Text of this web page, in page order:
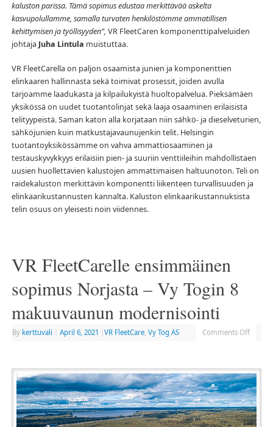
kaluston parissa. Tämä sopimus edustaa merkittävää askelta
kasvupolullamme, samalla turvaten henkilöstömme ammatillisen
kehittymisen ja työllisyyden”, VR FleetCaren komponenttipalveluiden
johtaja Juha Lintula muistuttaa.
VR FleetCarella on paljon osaamista junien ja komponenttien
elinkaaren hallinnasta sekä toimivat prosessit, joiden avulla
tarjoamme laadukasta ja kilpailukyistä huoltopalvelua. Pieksämäen
yksikössä on uudet tuotantolinjat sekä laaja osaaminen erilaisista
telityypeistä. Saman katon alla korjataan niin sähkö- ja dieselveturien,
sähköjunien kuin matkustajavaunujenkin telit. Helsingin
tuotantoyksikössämme on vahva ammattiosaaminen ja
testauskyvykkyys erilaisiin pien- ja suuriin venttiileihin mahdollistaen
uusien huollettavien kalustojen ammattimaisen haltuunoton. Teli on
raidekaluston merkittävin komponentti liikenteen turvallisuuden ja
elinkaarikustannusten kannalta. Kaluston elinkaarikustannuksista
telin osuus on yleisesti noin viidennes.
VR FleetCarelle ensimmäinen
sopimus Norjasta – Vy Togin 8
makuuvaunun modernisointi
By kerttuvali April 6, 2021 VR FleetCare, Vy Tog AS Comments Off